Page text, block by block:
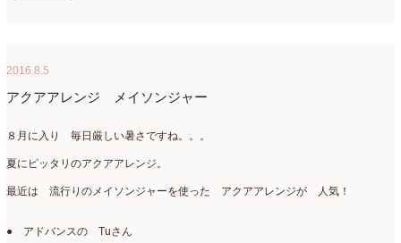
2016.8.5
アクアアレンジ メイソンジャー
８月に入り 毎日厳しい暑さですね。。。
夏にピッタリのアクアアレンジ。
最近は 流行りのメイソンジャーを使った アクアアレンジが 人気！
● アドバンスの Tuさん